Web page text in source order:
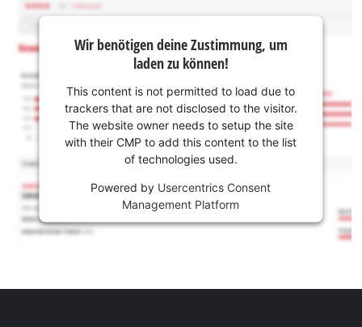
Wir benötigen deine Zustimmung, um
laden zu können!
This content is not permitted to load due to
trackers that are not disclosed to the visitor.
The website owner needs to setup the site
with their CMP to add this content to the list
of technologies used.
Powered by Usercentrics Consent
Management Platform